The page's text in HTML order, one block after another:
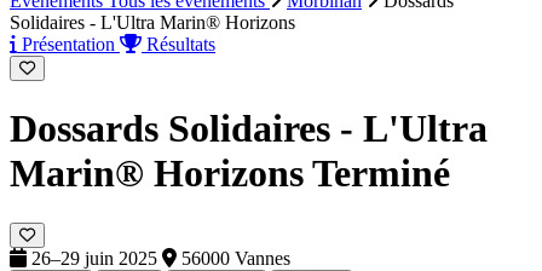
Solidaires - L'Ultra Marin® Horizons
Présentation
Résultats
Dossards Solidaires - L'Ultra
Marin® HorizonsTerminé
26–29 juin 2025 56000 Vannes